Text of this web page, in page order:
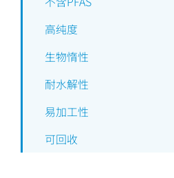
高纯度
生物惰性
耐水解性
易加工性
可回收